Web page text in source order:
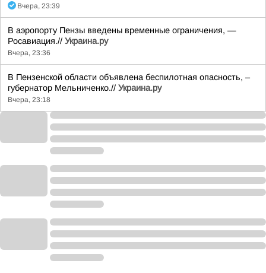
Вчера, 23:39
В аэропорту Пензы введены временные ограничения, —
Росавиация.// Украина.ру
Вчера, 23:36
В Пензенской области объявлена беспилотная опасность, –
губернатор Мельниченко.// Украина.ру
Вчера, 23:18